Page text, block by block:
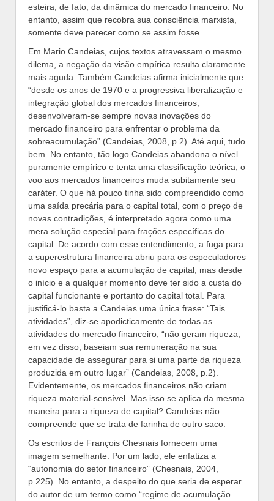
esteira, de fato, da dinâmica do mercado financeiro. No
entanto, assim que recobra sua consciência marxista,
somente deve parecer como se assim fosse.
Em Mario Candeias, cujos textos atravessam o mesmo
dilema, a negação da visão empírica resulta claramente
mais aguda. Também Candeias afirma inicialmente que
“desde os anos de 1970 e a progressiva liberalização e
integração global dos mercados financeiros,
desenvolveram-se sempre novas inovações do
mercado financeiro para enfrentar o problema da
sobreacumulação” (Candeias, 2008, p.2). Até aqui, tudo
bem. No entanto, tão logo Candeias abandona o nível
puramente empírico e tenta uma classificação teórica, o
voo aos mercados financeiros muda subitamente seu
caráter. O que há pouco tinha sido compreendido como
uma saída precária para o capital total, com o preço de
novas contradições, é interpretado agora como uma
mera solução especial para frações específicas do
capital. De acordo com esse entendimento, a fuga para
a superestrutura financeira abriu para os especuladores
novo espaço para a acumulação de capital; mas desde
o início e a qualquer momento deve ter sido a custa do
capital funcionante e portanto do capital total. Para
justificá-lo basta a Candeias uma única frase: “Tais
atividades”, diz-se apodicticamente de todas as
atividades do mercado financeiro, “não geram riqueza,
em vez disso, baseiam sua remuneração na sua
capacidade de assegurar para si uma parte da riqueza
produzida em outro lugar” (Candeias, 2008, p.2).
Evidentemente, os mercados financeiros não criam
riqueza material-sensível. Mas isso se aplica da mesma
maneira para a riqueza de capital? Candeias não
compreende que se trata de farinha de outro saco.
Os escritos de François Chesnais fornecem uma
imagem semelhante. Por um lado, ele enfatiza a
“autonomia do setor financeiro” (Chesnais, 2004,
p.225). No entanto, a despeito do que seria de esperar
do autor de um termo como “regime de acumulação